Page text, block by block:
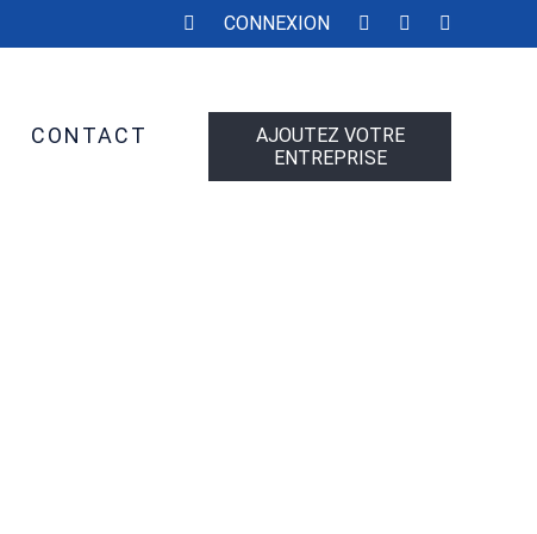
CONNEXION
AJOUTEZ VOTRE
ENTREPRISE
CONTACT